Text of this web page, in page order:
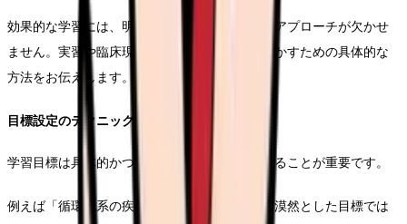
効果的な学習には、明確な目標設定と計画的なアプローチが欠かせ
ません。実習や臨床現場での学びを最大限に活かすための具体的な
方法をお伝えします。
目標設定のテクニック
学習目標は具体的かつ達成可能なものに設定することが重要です。
例えば「循環器系の疾患について学ぶ」という漠然とした目標では